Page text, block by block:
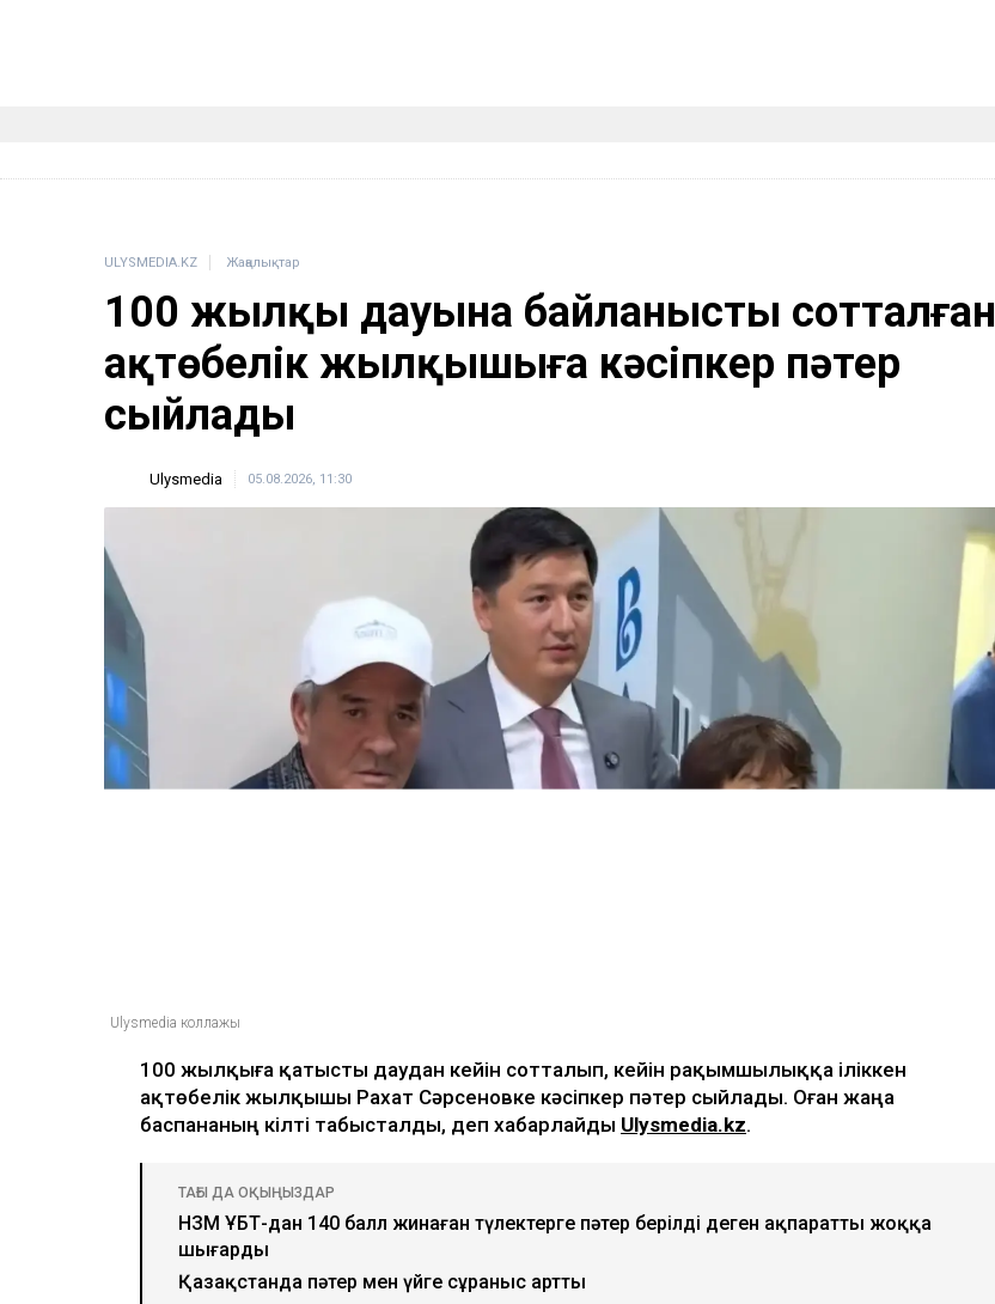
ULYSMEDIA.KZ Жаңалықтар
100 жылқы дауына байланысты сотталған
ақтөбелік жылқышыға кәсіпкер пәтер
сыйлады
Ulysmedia 05.08.2026, 11:30
Ulysmedia коллажы
100 жылқыға қатысты даудан кейін сотталып, кейін рақымшылыққа іліккен
ақтөбелік жылқышы Рахат Сәрсеновке кәсіпкер пәтер сыйлады. Оған жаңа
баспананың кілті табысталды, деп хабарлайды Ulysmedia.kz.
ТАҒЫ ДА ОҚЫҢЫЗДАР
НЗМ ҰБТ-дан 140 балл жинаған түлектерге пәтер берілді деген ақпаратты жоққа
шығарды
Қазақстанда пәтер мен үйге сұраныс артты